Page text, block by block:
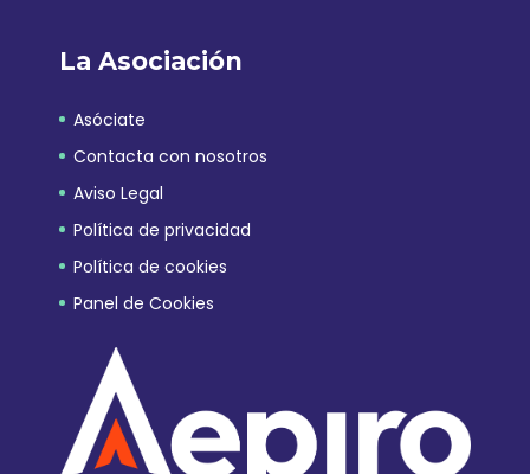
La Asociación
Asóciate
Contacta con nosotros
Aviso Legal
Política de privacidad
Política de cookies
Panel de Cookies